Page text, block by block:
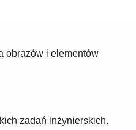
obrazów i elementów
zadań inżynierskich.